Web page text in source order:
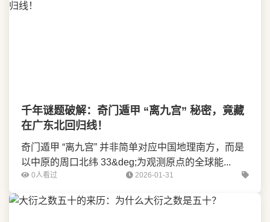
千年谜题破解：奇门遁甲 “离九宫” 秘密，竟藏
在广东北回归线！
奇门遁甲 “离九宫” 并非简单对应中国地理南方，而是
以中原的周口北纬 33&deg;为观测原点的全球能...
0人看过 2026-01-31